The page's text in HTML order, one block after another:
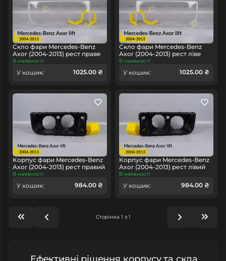
Скло фари Mercedes-Benz
Axor (2004-2013) рест праве
В наявності
У кошик: 1025.00 ₴
Скло фари Mercedes-Benz
Axor (2004-2013) рест ліве
В наявності
У кошик: 1025.00 ₴
Корпус фари Mercedes-Benz
Axor (2004-2013) рест правий
В наявності
У кошик: 984.00 ₴
Корпус фари Mercedes-Benz
Axor (2004-2013) рест лівий
В наявності
У кошик: 984.00 ₴
Сторінка 1 з 1